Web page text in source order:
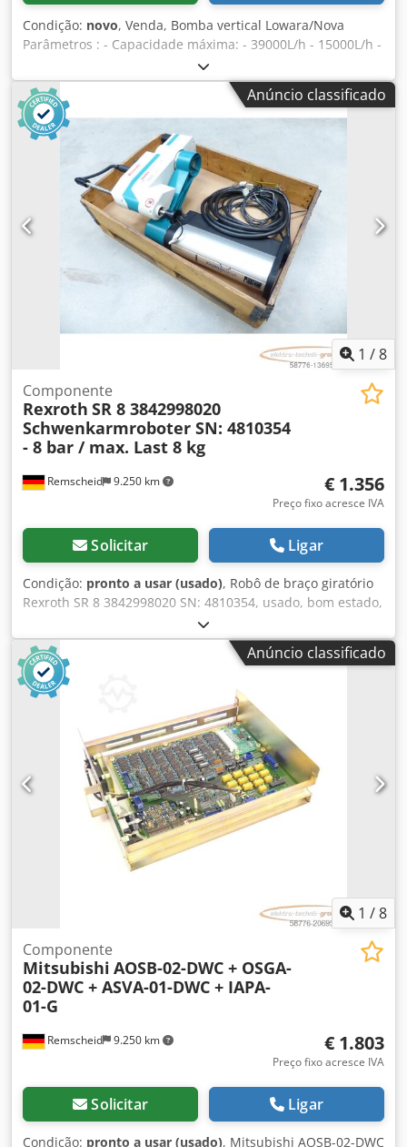
Condição: novo, Venda, Bomba vertical Lowara/Nova
Parâmetros : - Capacidade máxima: - 39000L/h - 15000L/h -
Altura máxima de elevação: -93-38m Dodpfx Afeviyuuomjkr
- Potência do motor: 11 kW - Velocidade: 2900 rpm
Anúncio classificado
1 /8
Remscheid 9.250 km
Componente
Rexroth SR 8 3842998020
Schwenkarmroboter SN: 4810354
- 8 bar / max. Last 8 kg
€ 1.356
Preço fixo acresce IVA
Solicitar Ligar
Condição: pronto a usar (usado), Robô de braço giratório
Rexroth SR 8 3842998020 SN: 4810354, usado, bom estado,
100% funcional, escopo de entrega conforme fotos
ATENÇÃO: Consulte separadamente sobre os custos de
embalagem e envio! ATENÇÃO: Consulte os custos de
embalagem e transporte separadamente! Dksdpfxsqb
Tdbe Afmjr
Anúncio classificado
1 /8
Remscheid 9.250 km
Componente
Mitsubishi AOSB-02-DWC + OSGA-
02-DWC + ASVA-01-DWC + IAPA-
01-G
€ 1.803
Preço fixo acresce IVA
Solicitar Ligar
Condição: pronto a usar (usado), Mitsubishi AOSB-02-DWC